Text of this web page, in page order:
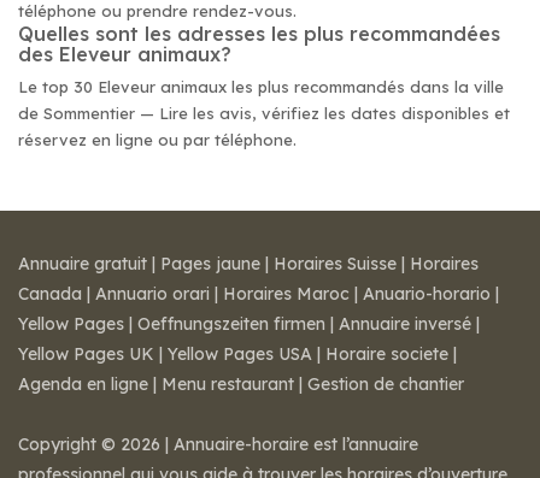
téléphone ou prendre rendez-vous.
Quelles sont les adresses les plus recommandées
des Eleveur animaux?
Le top 30 Eleveur animaux les plus recommandés dans la ville
de Sommentier — Lire les avis, vérifiez les dates disponibles et
réservez en ligne ou par téléphone.
Annuaire gratuit | Pages jaune | Horaires Suisse | Horaires
Canada | Annuario orari | Horaires Maroc | Anuario-horario |
Yellow Pages | Oeffnungszeiten firmen | Annuaire inversé |
Yellow Pages UK | Yellow Pages USA | Horaire societe |
Agenda en ligne | Menu restaurant | Gestion de chantier
Copyright © 2026 | Annuaire-horaire est l’annuaire